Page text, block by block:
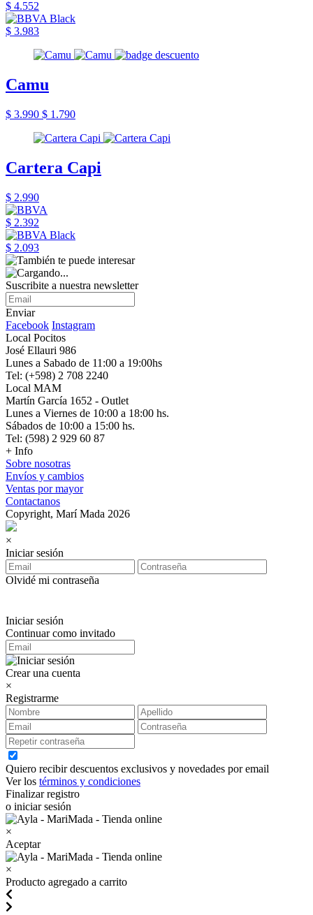
$ 4.552
$ 3.983
Camu
$ 3.990 $ 1.790
Cartera Capi
$ 2.990
$ 2.392
$ 2.093
Suscribite a nuestra newsletter
Enviar
Facebook Instagram
Local Pocitos
José Ellauri 986
Lunes a Sabado de 11:00 a 19:00hs
Tel: (+598) 2 708 2240
Local MAM
Martín García 1652 - Outlet
Lunes a Viernes de 10:00 a 18:00 hs.
Sábados de 10:00 a 15:00 hs.
Tel: (598) 2 929 60 87
+ Info
Sobre nosotras
Envíos y cambios
Ventas por mayor
Contactanos
Copyright, Marí Mada 2026
×
Iniciar sesión
Olvidé mi contraseña
Iniciar sesión
Continuar como invitado
Crear una cuenta
×
Registrarme
Quiero recibir descuentos exclusivos y novedades por email
Ver los términos y condiciones
Finalizar registro
o iniciar sesión
×
Aceptar
×
Producto agregado a carrito